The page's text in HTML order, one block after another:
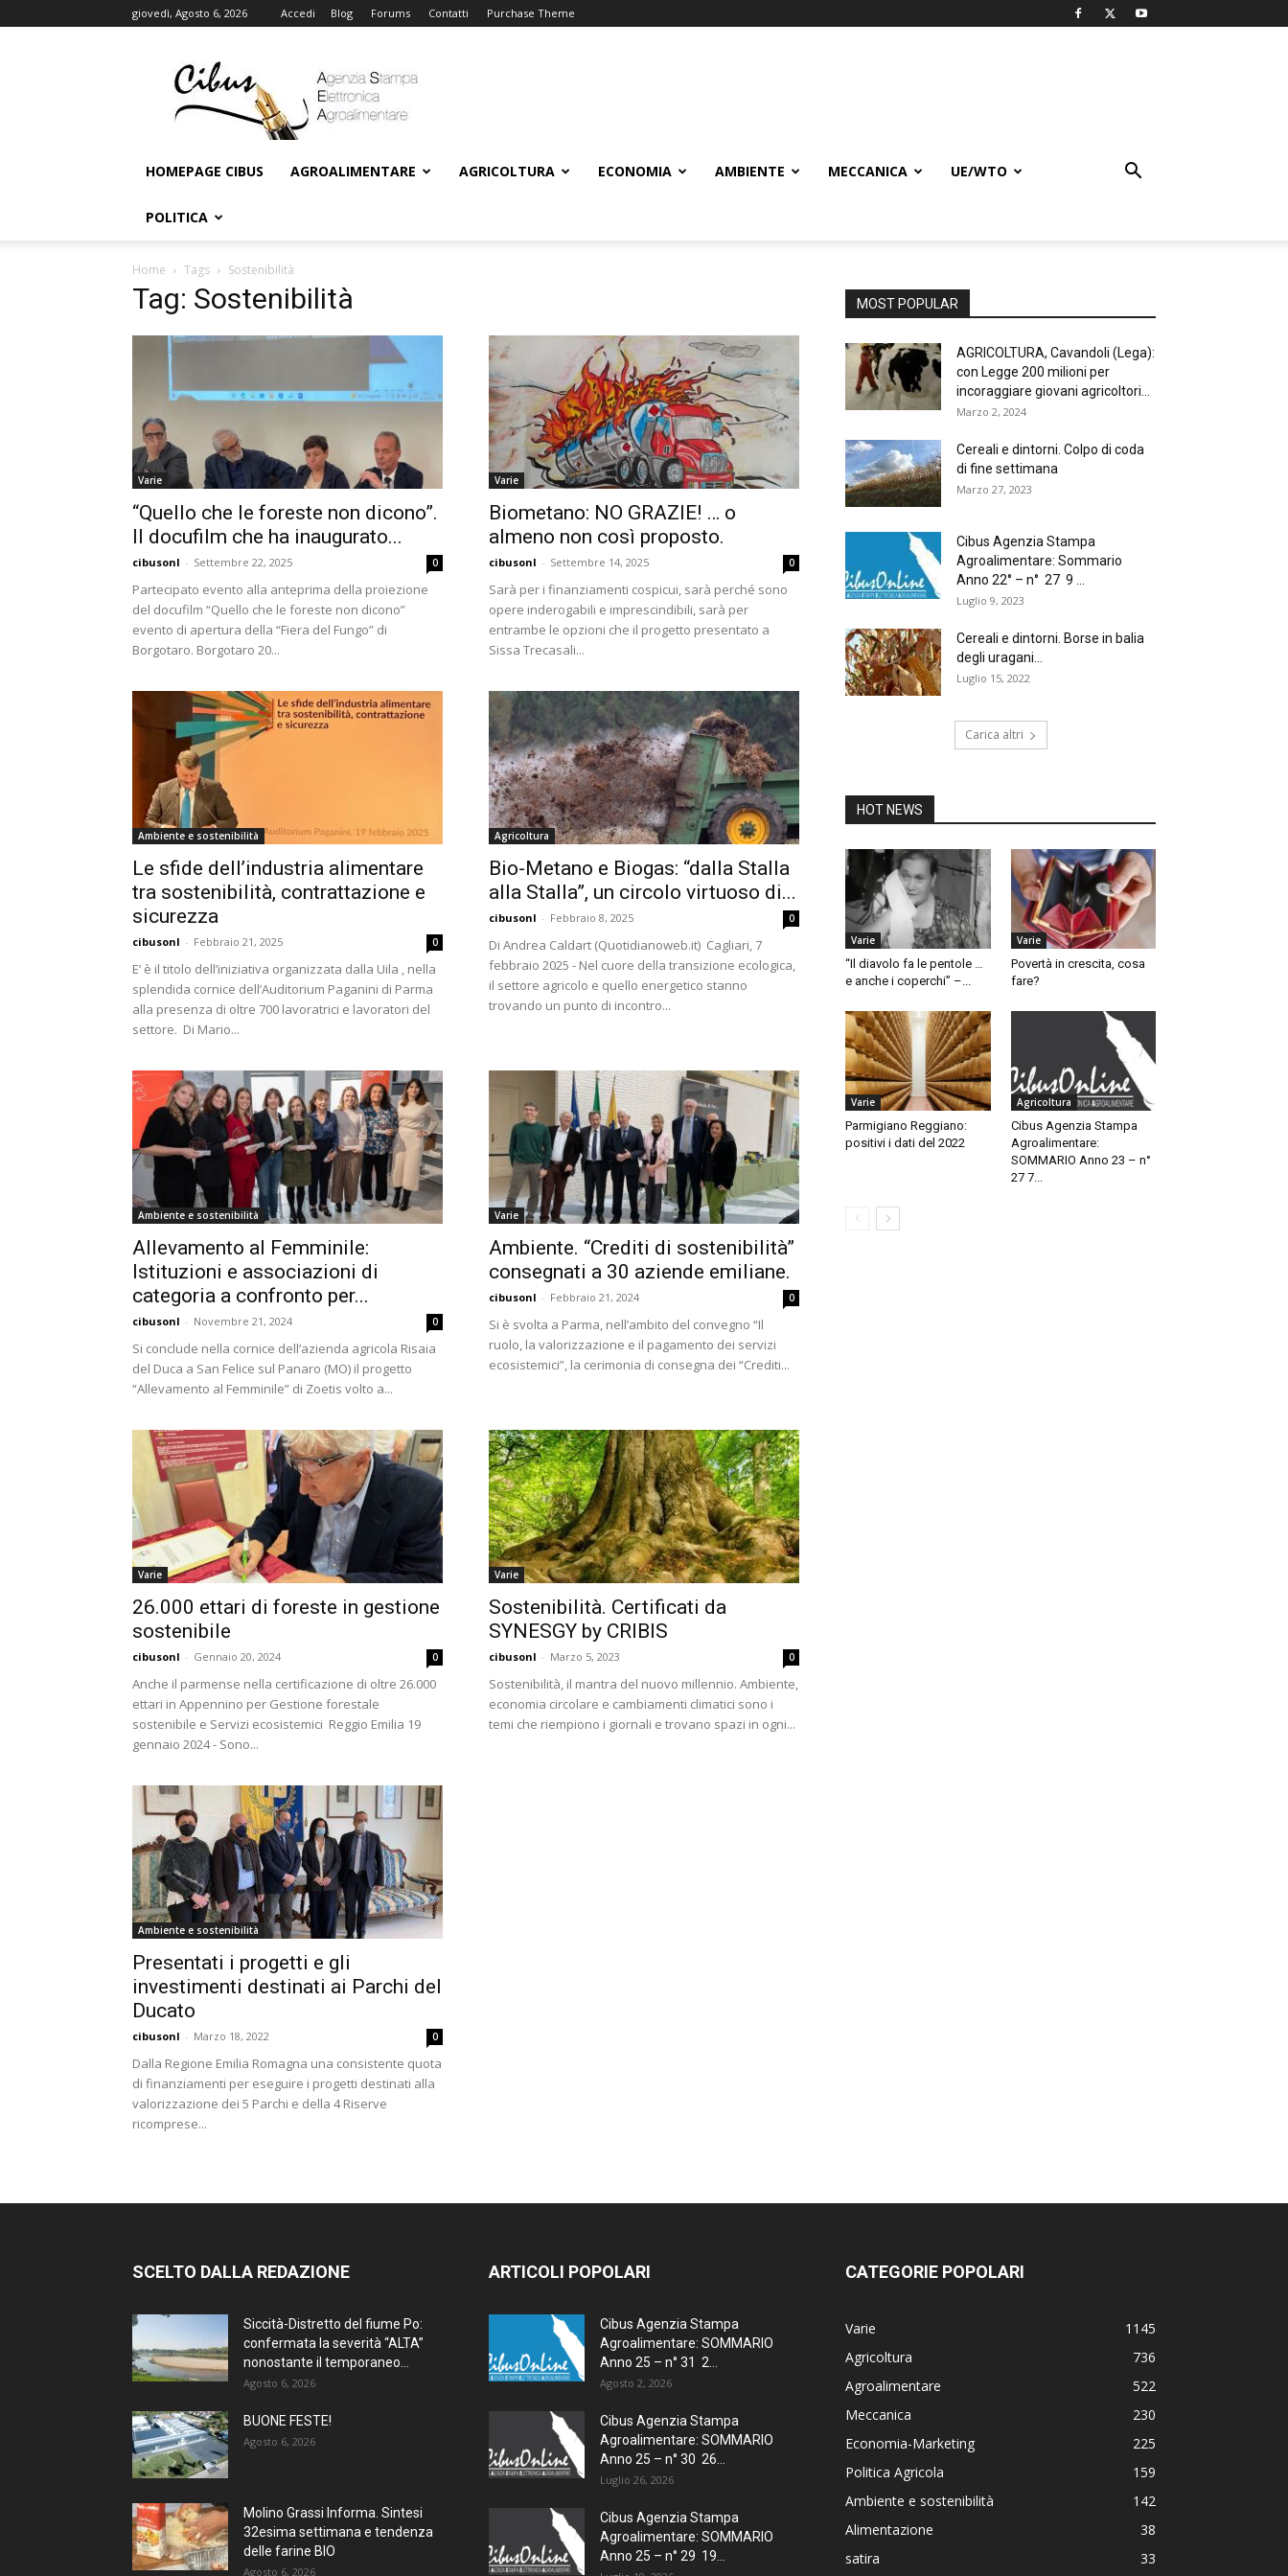
giovedì, Agosto 6, 2026 Accedi Blog Forums Contatti Purchase Theme
Online
HOMEPAGE CIBUS AGROALIMENTARE AGRICOLTURA ECONOMIA AMBIENTE MECCANICA UE/WTO
POLITICA
Home Tags Sostenibilità
Tag: Sostenibilità
Varie
“Quello che le foreste non dicono”.
Il docufilm che ha inaugurato...
cibusonl - Settembre 22, 2025 0
Partecipato evento alla anteprima della proiezione
del docufilm “Quello che le foreste non dicono”
evento di apertura della “Fiera del Fungo” di
Borgotaro. Borgotaro 20...
Varie
Biometano: NO GRAZIE! … o
almeno non così proposto.
cibusonl - Settembre 14, 2025 0
Sarà per i finanziamenti cospicui, sarà perché sono
opere inderogabili e imprescindibili, sarà per
entrambe le opzioni che il progetto presentato a
Sissa Trecasali...
Ambiente e sostenibilità
Le sfide dell’industria alimentare
tra sostenibilità, contrattazione e
sicurezza
cibusonl - Febbraio 21, 2025 0
E’ è il titolo dell’iniziativa organizzata dalla Uila , nella
splendida cornice dell’Auditorium Paganini di Parma
alla presenza di oltre 700 lavoratrici e lavoratori del
settore. Di Mario...
Agricoltura
Bio-Metano e Biogas: “dalla Stalla
alla Stalla”, un circolo virtuoso di...
cibusonl - Febbraio 8, 2025 0
Di Andrea Caldart (Quotidianoweb.it) Cagliari, 7
febbraio 2025 - Nel cuore della transizione ecologica,
il settore agricolo e quello energetico stanno
trovando un punto di incontro...
Ambiente e sostenibilità
Allevamento al Femminile:
Istituzioni e associazioni di
categoria a confronto per...
cibusonl - Novembre 21, 2024 0
Si conclude nella cornice dell’azienda agricola Risaia
del Duca a San Felice sul Panaro (MO) il progetto
“Allevamento al Femminile” di Zoetis volto a...
Varie
Ambiente. “Crediti di sostenibilità”
consegnati a 30 aziende emiliane.
cibusonl - Febbraio 21, 2024 0
Si è svolta a Parma, nell’ambito del convegno “Il
ruolo, la valorizzazione e il pagamento dei servizi
ecosistemici”, la cerimonia di consegna dei “Crediti...
Varie
26.000 ettari di foreste in gestione
sostenibile
cibusonl - Gennaio 20, 2024 0
Anche il parmense nella certificazione di oltre 26.000
ettari in Appennino per Gestione forestale
sostenibile e Servizi ecosistemici Reggio Emilia 19
gennaio 2024 - Sono...
Varie
Sostenibilità. Certificati da
SYNESGY by CRIBIS
cibusonl - Marzo 5, 2023 0
Sostenibilità, il mantra del nuovo millennio. Ambiente,
economia circolare e cambiamenti climatici sono i
temi che riempiono i giornali e trovano spazi in ogni...
Ambiente e sostenibilità
Presentati i progetti e gli
investimenti destinati ai Parchi del
Ducato
cibusonl - Marzo 18, 2022 0
Dalla Regione Emilia Romagna una consistente quota
di finanziamenti per eseguire i progetti destinati alla
valorizzazione dei 5 Parchi e della 4 Riserve
ricomprese...
MOST POPULAR
AGRICOLTURA, Cavandoli (Lega):
con Legge 200 milioni per
incoraggiare giovani agricoltori...
Marzo 2, 2024
Cereali e dintorni. Colpo di coda
di fine settimana
Marzo 27, 2023
Cibus Agenzia Stampa
Agroalimentare: Sommario
Anno 22° – n° 27 9 ...
Luglio 9, 2023
Cereali e dintorni. Borse in balia
degli uragani…
Luglio 15, 2022
Carica altri
HOT NEWS
Varie
“Il diavolo fa le pentole …
e anche i coperchi” –...
Varie
Povertà in crescita, cosa
fare?
Varie
Parmigiano Reggiano:
positivi i dati del 2022
Agricoltura
Cibus Agenzia Stampa
Agroalimentare:
SOMMARIO Anno 23 – n°
27 7...
SCELTO DALLA REDAZIONE
Siccità-Distretto del fiume Po:
confermata la severità “ALTA”
nonostante il temporaneo...
Agosto 6, 2026
BUONE FESTE!
Agosto 6, 2026
Molino Grassi Informa. Sintesi
32esima settimana e tendenza
delle farine BIO
Agosto 6, 2026
ARTICOLI POPOLARI
Cibus Agenzia Stampa
Agroalimentare: SOMMARIO
Anno 25 – n° 31 2...
Agosto 2, 2026
Cibus Agenzia Stampa
Agroalimentare: SOMMARIO
Anno 25 – n° 30 26...
Luglio 26, 2026
Cibus Agenzia Stampa
Agroalimentare: SOMMARIO
Anno 25 – n° 29 19...
CATEGORIE POPOLARI
Varie
1145
Agricoltura
736
Agroalimentare
522
Meccanica
230
Economia-Marketing
225
Politica Agricola
159
Ambiente e sostenibilità
142
Alimentazione
38
satira
33